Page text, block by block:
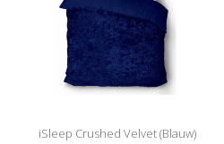
iSleep Crushed Velvet (Blauw)